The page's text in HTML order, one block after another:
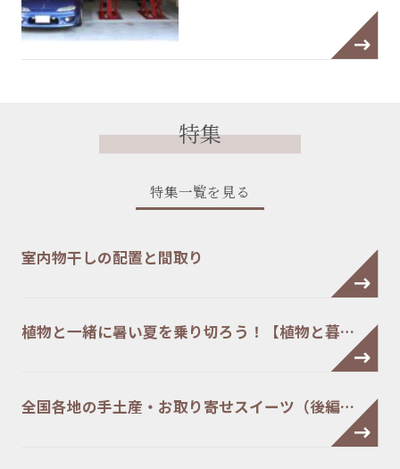
特集
特集一覧を見る
室内物干しの配置と間取り
植物と一緒に暑い夏を乗り切ろう！【植物と暮…
全国各地の手土産・お取り寄せスイーツ（後編…